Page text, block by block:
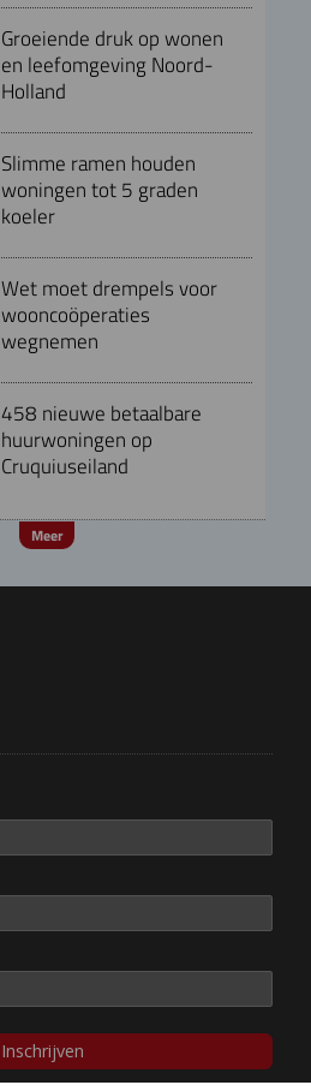
Groeiende druk op wonen
en leefomgeving Noord-
Holland
Slimme ramen houden
woningen tot 5 graden
koeler
Wet moet drempels voor
wooncoöperaties
wegnemen
458 nieuwe betaalbare
huurwoningen op
Cruquiuseiland
Meer
Inschrijven